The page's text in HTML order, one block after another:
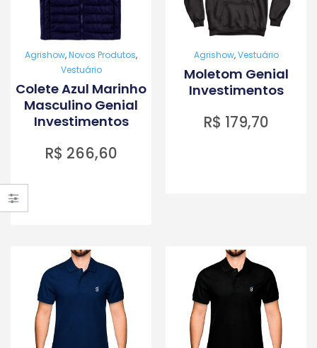
Agrishow,Novos Produtos,
Vestuário
Colete Azul Marinho
Masculino Genial
Investimentos
R$ 266,60
Agrishow,Vestuário
Moletom Genial
Investimentos
R$ 179,70